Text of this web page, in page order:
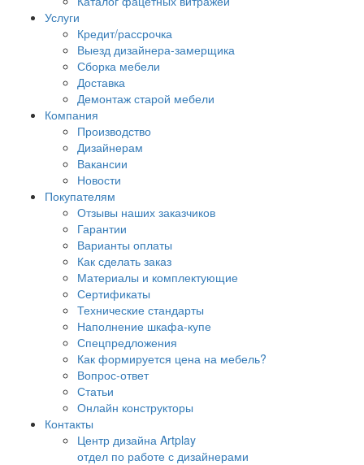
Услуги
Кредит/рассрочка
Выезд дизайнера-замерщика
Сборка мебели
Доставка
Демонтаж старой мебели
Компания
Производство
Дизайнерам
Вакансии
Новости
Покупателям
Отзывы наших заказчиков
Гарантии
Варианты оплаты
Как сделать заказ
Материалы и комплектующие
Сертификаты
Технические стандарты
Наполнение шкафа-купе
Спецпредложения
Как формируется цена на мебель?
Вопрос-ответ
Статьи
Онлайн конструкторы
Контакты
Центр дизайна Artplay
отдел по работе с дизайнерами